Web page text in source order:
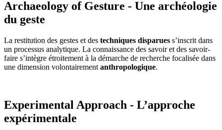
Archaeology of Gesture - Une archéologie
du geste
La restitution des gestes et des techniques disparues s’inscrit dans
un processus analytique. La connaissance des savoir et des savoir-
faire s’intègre étroitement à la démarche de recherche focalisée dans
une dimension volontairement anthropologique.
Experimental Approach - L’approche
expérimentale